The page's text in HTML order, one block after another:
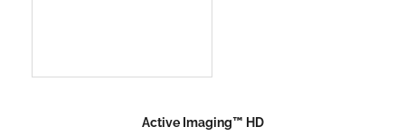
Active Imaging™ HD